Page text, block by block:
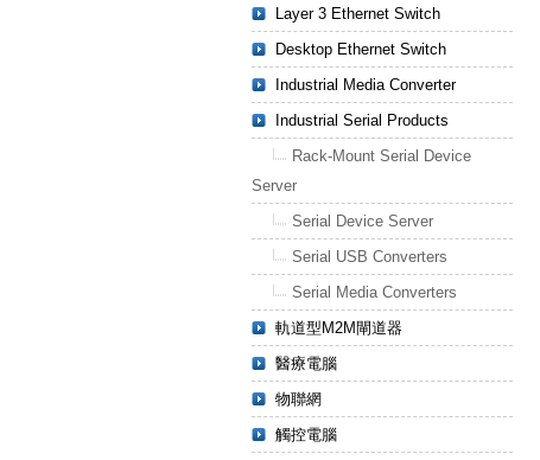
Layer 3 Ethernet Switch
Desktop Ethernet Switch
Industrial Media Converter
Industrial Serial Products
Rack-Mount Serial Device
Server
Serial Device Server
Serial USB Converters
Serial Media Converters
軌道型M2M閘道器
醫療電腦
物聯網
觸控電腦